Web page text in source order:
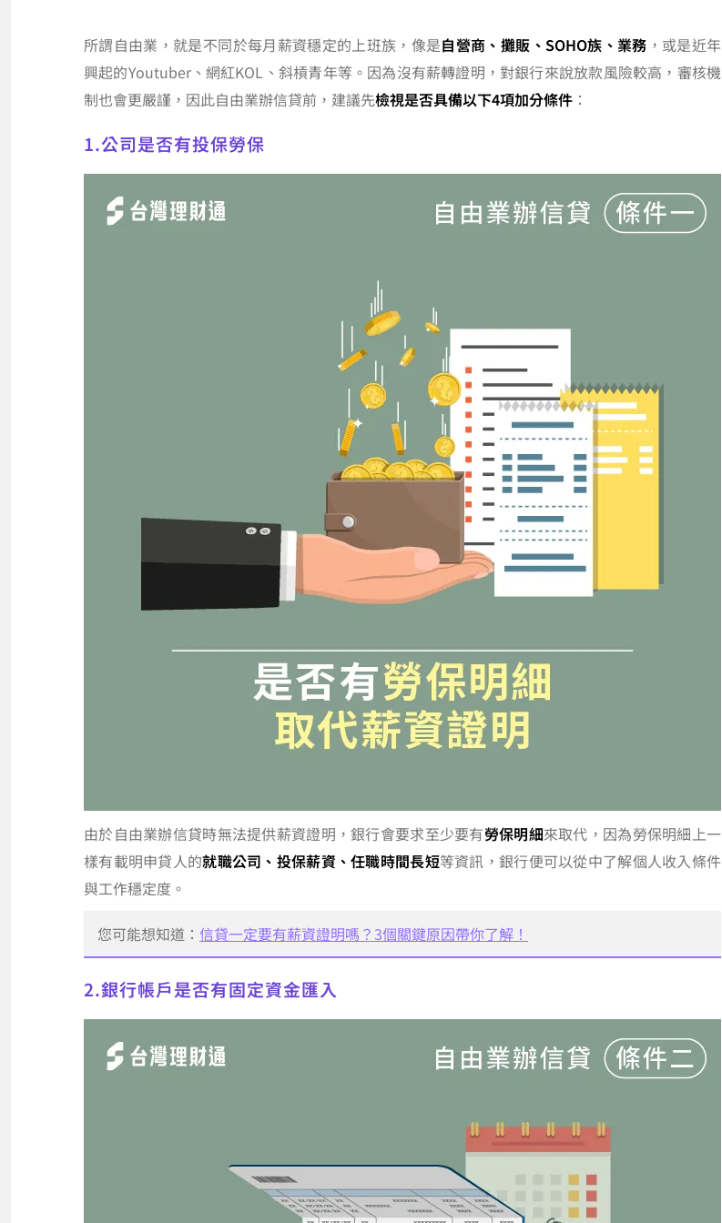
所謂自由業，就是不同於每月薪資穩定的上班族，像是自營商、攤販、SOHO族、業務 ，或是近年
興起的Youtuber、網紅KOL、斜槓青年等。因為沒有薪轉證明，對銀行來說放款風險較高，審核機
制也會更嚴謹，因此自由業辦信貸前，建議先檢視是否具備以下4項加分條件 ：
1.公司是否有投保勞保
由於自由業辦信貸時無法提供薪資證明，銀行會要求至少要有勞保明細來取代，因為勞保明細上一
樣有載明申貸人的就職公司、投保薪資、任職時間長短等資訊，銀行便可以從中了解個人收入條件
與工作穩定度。
您可能想知道：信貸一定要有薪資證明嗎？3個關鍵原因帶你了解！
2.銀行帳戶是否有固定資金匯入